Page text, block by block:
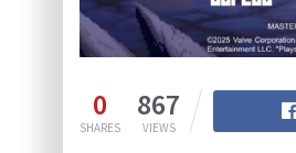
0
SHARES
867
VIEWS